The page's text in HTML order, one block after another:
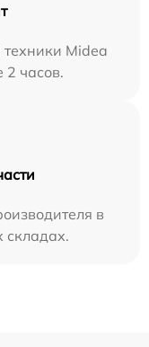
Midea
2 часов.
в
складах.